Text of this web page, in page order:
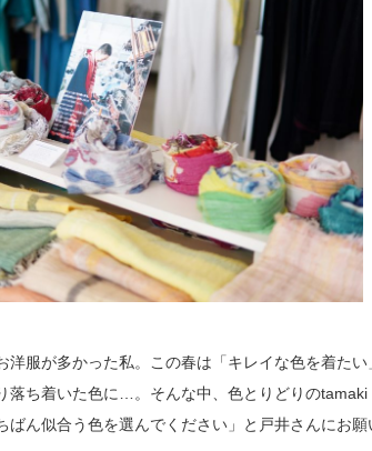
洋服が多かった私。この春は「キレイな色を着たい
落ち着いた色に…。そんな中、色とりどりのtamaki
ばん似合う色を選んでください」と戸井さんにお願